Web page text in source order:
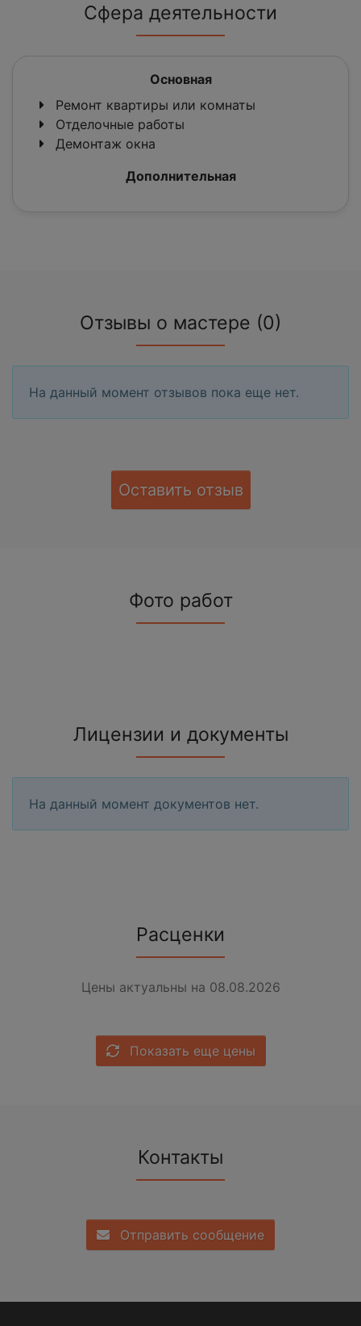
Сфера деятельности
Основная
Ремонт квартиры или комнаты
Отделочные работы
Демонтаж окна
Дополнительная
Отзывы о мастере (0)
На данный момент отзывов пока еще нет.
Оставить отзыв
Фото работ
Лицензии и документы
На данный момент документов нет.
Расценки
Цены актуальны на 08.08.2026
Показать еще цены
Контакты
Отправить сообщение